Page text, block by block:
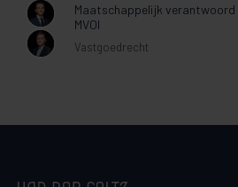
Maatschappelijk verantwoord
MVOI
Vastgoedrecht